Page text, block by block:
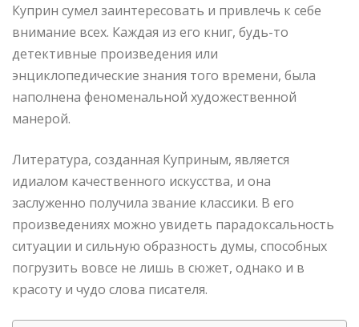
Куприн сумел заинтересовать и привлечь к себе
внимание всех. Каждая из его книг, будь-то
детективные произведения или
энциклопедические знания того времени, была
наполнена феноменальной художественной
манерой.
Литература, созданная Куприным, является
идиалом качественного искусства, и она
заслуженно получила звание классики. В его
произведениях можно увидеть парадоксальность
ситуации и сильную образность думы, способных
погрузить вовсе не лишь в сюжет, однако и в
красоту и чудо слова писателя.